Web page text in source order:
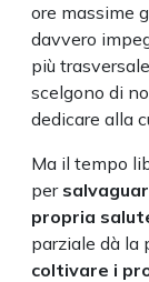
ore massime
davvero
più
scelgono di
dedicare alla
Ma il tempo
per
propria
parziale dà la
coltivare i